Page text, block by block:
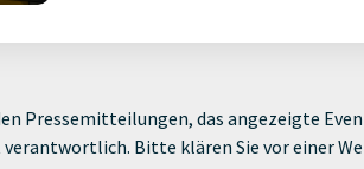
Pressemitteilungen, das angezeigte
Bitte klären Sie vor einer